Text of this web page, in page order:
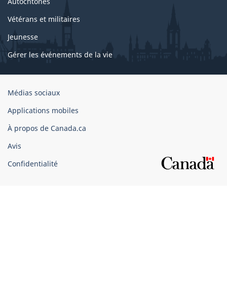
Vétérans et militaires
Jeunesse
Gérer les événements de la vie
Organisation
gouvernement
du
Canada
Médias sociaux
Applications mobiles
À propos de Canada.ca
Avis
Confidentialité